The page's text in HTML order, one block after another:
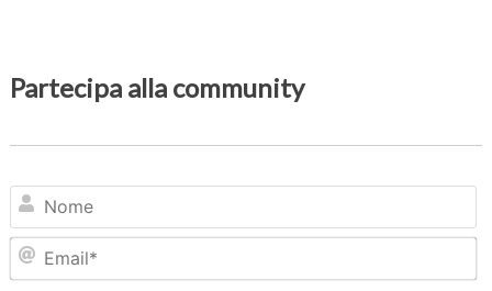
Partecipa alla community